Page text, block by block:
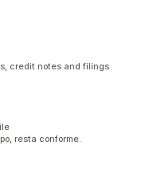
credit notes and filings
resta conforme.